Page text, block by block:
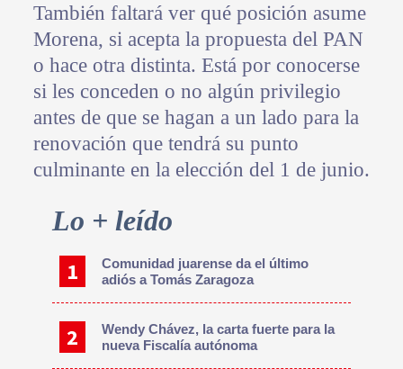
También faltará ver qué posición asume
Morena, si acepta la propuesta del PAN
o hace otra distinta. Está por conocerse
si les conceden o no algún privilegio
antes de que se hagan a un lado para la
renovación que tendrá su punto
culminante en la elección del 1 de junio.
Primary
Sidebar
Lo + leído
Comunidad juarense da el último
adiós a Tomás Zaragoza
Wendy Chávez, la carta fuerte para la
nueva Fiscalía autónoma